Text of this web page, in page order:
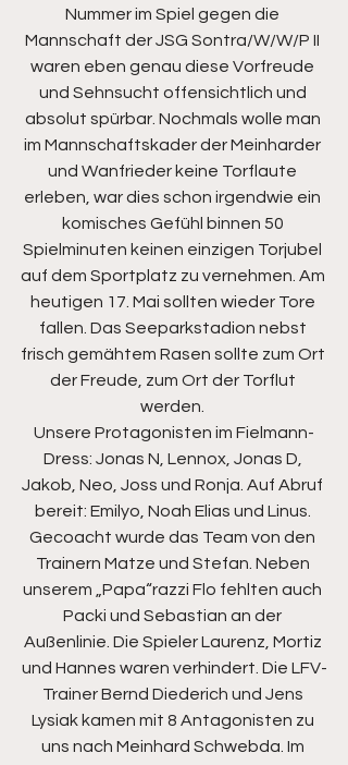
Nummer im Spiel gegen die
Mannschaft der JSG Sontra/W/W/P II
waren eben genau diese Vorfreude
und Sehnsucht offensichtlich und
absolut spürbar. Nochmals wolle man
im Mannschaftskader der Meinharder
und Wanfrieder keine Torflaute
erleben, war dies schon irgendwie ein
komisches Gefühl binnen 50
Spielminuten keinen einzigen Torjubel
auf dem Sportplatz zu vernehmen. Am
heutigen 17. Mai sollten wieder Tore
fallen. Das Seeparkstadion nebst
frisch gemähtem Rasen sollte zum Ort
der Freude, zum Ort der Torflut
werden.
Unsere Protagonisten im Fielmann-
Dress: Jonas N, Lennox, Jonas D,
Jakob, Neo, Joss und Ronja. Auf Abruf
bereit: Emilyo, Noah Elias und Linus.
Gecoacht wurde das Team von den
Trainern Matze und Stefan. Neben
unserem „Papa“razzi Flo fehlten auch
Packi und Sebastian an der
Außenlinie. Die Spieler Laurenz, Mortiz
und Hannes waren verhindert. Die LFV-
Trainer Bernd Diederich und Jens
Lysiak kamen mit 8 Antagonisten zu
uns nach Meinhard Schwebda. Im